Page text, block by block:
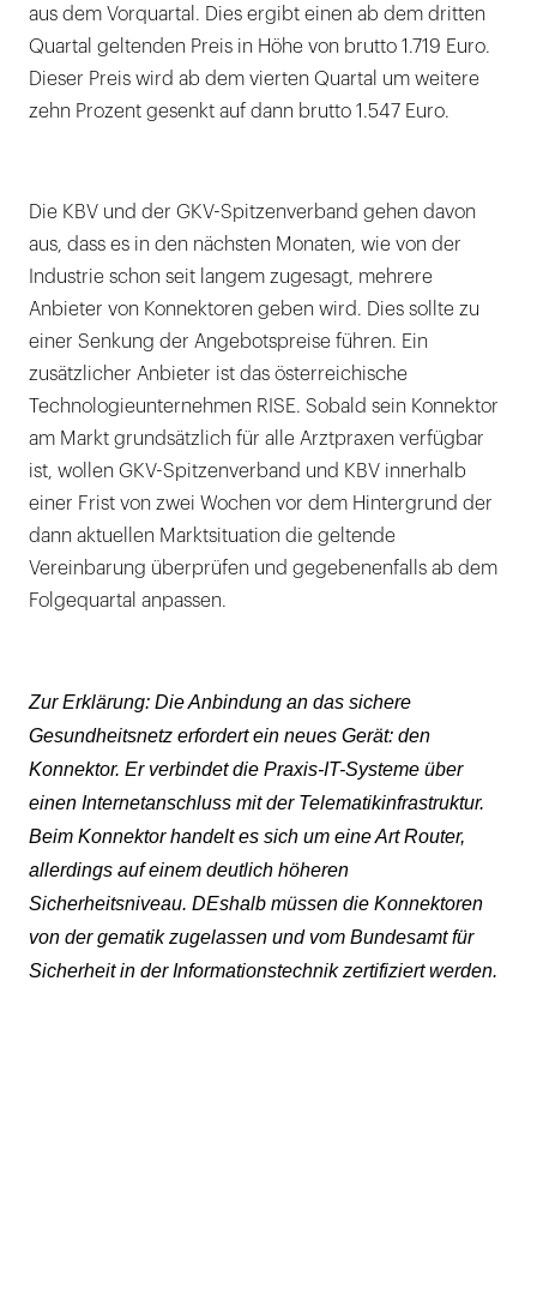
aus dem Vorquartal. Dies ergibt einen ab dem dritten
Quartal geltenden Preis in Höhe von brutto 1.719 Euro.
Dieser Preis wird ab dem vierten Quartal um weitere
zehn Prozent gesenkt auf dann brutto 1.547 Euro.
Die KBV und der GKV-Spitzenverband gehen davon
aus, dass es in den nächsten Monaten, wie von der
Industrie schon seit langem zugesagt, mehrere
Anbieter von Konnektoren geben wird. Dies sollte zu
einer Senkung der Angebotspreise führen. Ein
zusätzlicher Anbieter ist das österreichische
Technologieunternehmen RISE. Sobald sein Konnektor
am Markt grundsätzlich für alle Arztpraxen verfügbar
ist, wollen GKV-Spitzenverband und KBV innerhalb
einer Frist von zwei Wochen vor dem Hintergrund der
dann aktuellen Marktsituation die geltende
Vereinbarung überprüfen und gegebenenfalls ab dem
Folgequartal anpassen.
Zur Erklärung: Die Anbindung an das sichere
Gesundheitsnetz erfordert ein neues Gerät: den
Konnektor. Er verbindet die Praxis-IT-Systeme über
einen Internetanschluss mit der Telematikinfrastruktur.
Beim Konnektor handelt es sich um eine Art Router,
allerdings auf einem deutlich höheren
Sicherheitsniveau. DEshalb müssen die Konnektoren
von der gematik zugelassen und vom Bundesamt für
Sicherheit in der Informationstechnik zertifiziert werden.